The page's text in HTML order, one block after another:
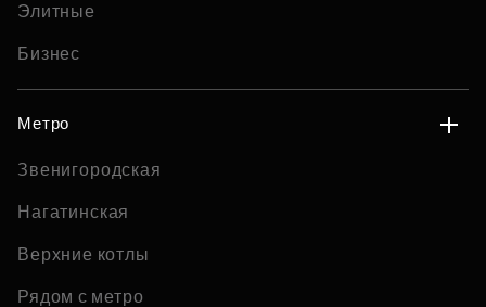
Элитные
Бизнес
Метро
Звенигородская
Нагатинская
Верхние котлы
Рядом с метро